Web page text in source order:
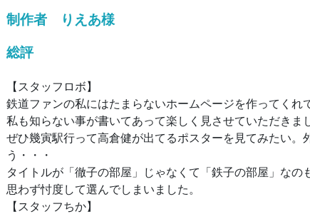
制作者 りえあ様
総評
【スタッフロボ】
鉄道ファンの私にはたまらないホームページを作ってくれ
私も知らない事が書いてあって楽しく見させていただきま
ぜひ幾寅駅行って高倉健が出てるポスターを見てみたい。
う・・・
タイトルが「徹子の部屋」じゃなくて「鉄子の部屋」なの
思わず忖度して選んでしまいました。
【スタッフちか】